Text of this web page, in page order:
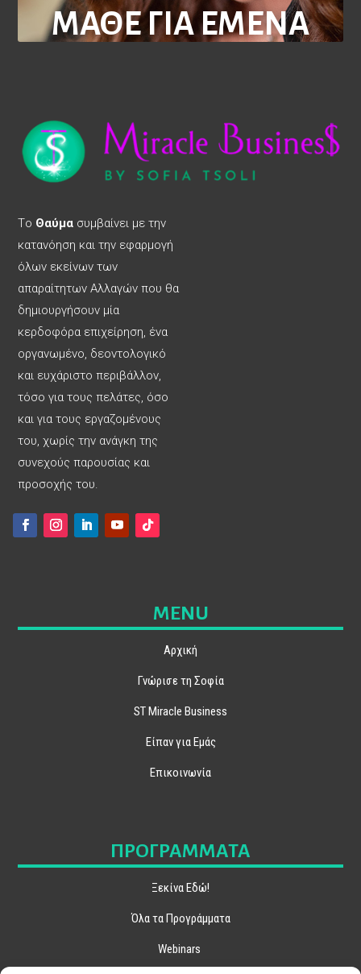
ΜΑΘΕ ΓΙΑ ΕΜΕΝΑ
Tο Θαύμα συμβαίνει με την
κατανόηση και την εφαρμογή
όλων εκείνων των
απαραίτητων Αλλαγών που θα
δημιουργήσουν μία
κερδοφόρα επιχείρηση, ένα
οργανωμένο, δεοντολογικό
και ευχάριστο περιβάλλον,
τόσο για τους πελάτες, όσο
και για τους εργαζομένους
του, χωρίς την ανάγκη της
συνεχούς παρουσίας και
προσοχής του.
MENU
Αρχική
Γνώρισε τη Σοφία
ST Miracle Business
Είπαν για Εμάς
Επικοινωνία
ΠΡΟΓΡΑΜΜΑΤΑ
Ξεκίνα Εδώ!
Όλα τα Προγράμματα
Webinars